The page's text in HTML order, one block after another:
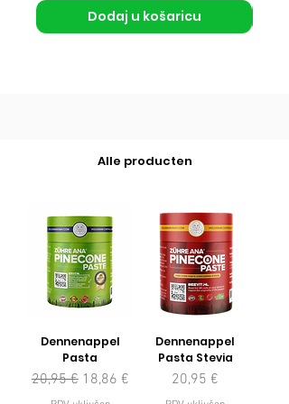
Dodaj u košaricu
Alle producten
Dennenappel
Pasta
Redovna cijena
20,95 € Cijena s popustom
18,86 €
Dennenappel
Pasta Stevia
Cijena
20,95 €